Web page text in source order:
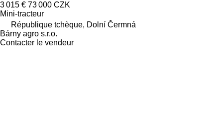
3 015 € 73 000 CZK
Mini-tracteur
République tchèque, Dolní Čermná
Bárny agro s.r.o.
Contacter le vendeur